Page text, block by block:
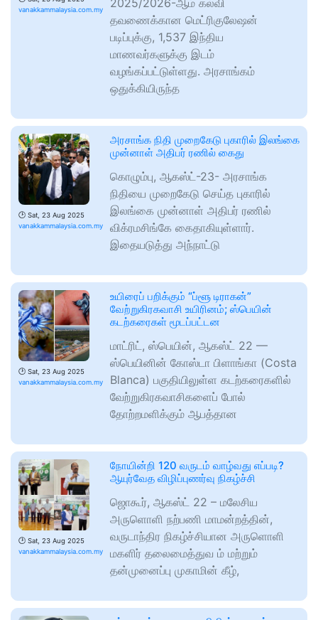
vanakkammalaysia.com.my
2025/2026-ஆம் கல்வி
தவணைக்கான மெட்ரிகுலேஷன்
படிப்புக்கு, 1,537 இந்திய
மாணவர்களுக்கு இடம்
வழங்கப்பட்டுள்ளது. அரசாங்கம்
ஒதுக்கியிருந்த
🕑 Sat, 23 Aug 2025
vanakkammalaysia.com.my
அரசாங்க நிதி முறைகேடு புகாரில் இலங்கை
முன்னாள் அதிபர் ரணில் கைது
கொழும்பு, ஆகஸ்ட்-23- அரசாங்க
நிதியை முறைகேடு செய்த புகாரில்
இலங்கை முன்னாள் அதிபர் ரணில்
விக்ரமசிங்கே கைதாகியுள்ளார்.
இதையடுத்து அந்நாட்டு
🕑 Sat, 23 Aug 2025
vanakkammalaysia.com.my
உயிரைப் பறிக்கும் “ப்ளூ டிராகன்”
வேற்றுகிரகவாசி உயிரினம்; ஸ்பெயின்
கடற்கரைகள் மூடப்பட்டன
மாட்ரிட், ஸ்பெயின், ஆகஸ்ட் 22 —
ஸ்பெயினின் கோஸ்டா பிளாங்கா (Costa
Blanca) பகுதியிலுள்ள கடற்கரைகளில்
வேற்றுகிரகவாசிகளைப் போல்
தோற்றமளிக்கும் ஆபத்தான
🕑 Sat, 23 Aug 2025
vanakkammalaysia.com.my
நோயின்றி 120 வருடம் வாழ்வது எப்படி?
ஆயுர்வேத விழிப்புணர்வு நிகழ்ச்சி
ஜொகூர், ஆகஸ்ட் 22 – மலேசிய
அருளொளி‌ நற்பணி மாமன்றத்தின்,
வருடாந்திர நிகழ்ச்சியான அருளொளி
மகளிர் தலைமைத்துவ ம் மற்றும்
தன்முனைப்பு முகாமின் கீழ்,